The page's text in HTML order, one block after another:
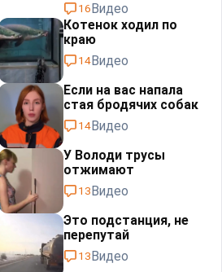
16Видео
Котенок ходил по
краю
14Видео
Если на вас напала
стая бродячих собак
14Видео
У Володи трусы
отжимают
13Видео
Это подстанция, не
перепутай⁠⁠
13Видео